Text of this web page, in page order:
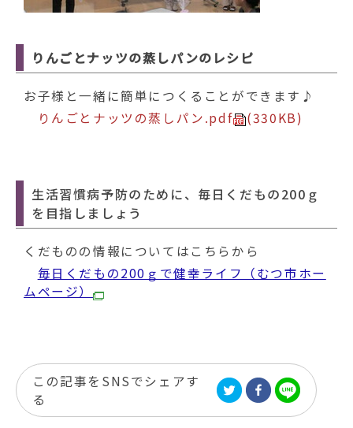
りんごとナッツの蒸しパンのレシピ
お子様と一緒に簡単につくることができます♪
りんごとナッツの蒸しパン.pdf
(330KB)
生活習慣病予防のために、毎日くだもの200ｇ
を目指しましょう
くだものの情報についてはこちらから
毎日くだもの200ｇで健幸ライフ（むつ市ホー
ムページ）
この記事をSNSでシェアす
る